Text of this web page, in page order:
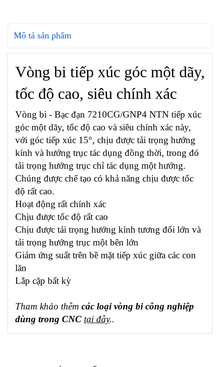
Mô tả sản phẩm
Vòng bi tiếp xúc góc một dãy,
tốc độ cao, siêu chính xác
Vòng bi - Bạc đạn 7210CG/GNP4 NTN tiếp xúc
góc một dãy, tốc độ cao và siêu chính xác này,
với góc tiếp xúc 15°, chịu được tải trọng hướng
kính và hướng trục tác dụng đồng thời, trong đó
tải trọng hướng trục chỉ tác dụng một hướng.
Chúng được chế tạo có khả năng chịu được tốc
độ rất cao.
Hoạt động rất chính xác
Chịu được tốc độ rất cao
Chịu được tải trọng hướng kính tương đối lớn và
tải trọng hướng trục một bên lớn
Giảm ứng suất trên bề mặt tiếp xúc giữa các con
lăn
Lắp cặp bất kỳ
Tham khảo thêm các loại vòng bi công nghiệp
dùng trong CNC tại đây..